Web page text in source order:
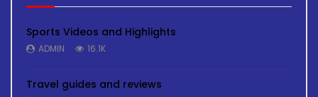
Sports Videos and Highlights
ADMIN 16.1K
Travel guides and reviews